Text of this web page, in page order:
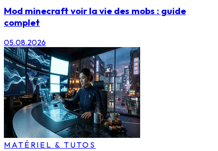
Mod minecraft voir la vie des mobs : guide
complet
05.08.2026
MATÉRIEL & TUTOS